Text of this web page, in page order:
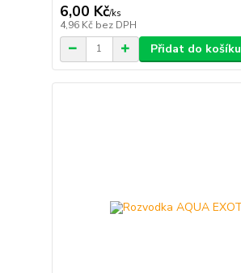
6,00 Kč/ks
4,96 Kč bez DPH
Přidat do košíku